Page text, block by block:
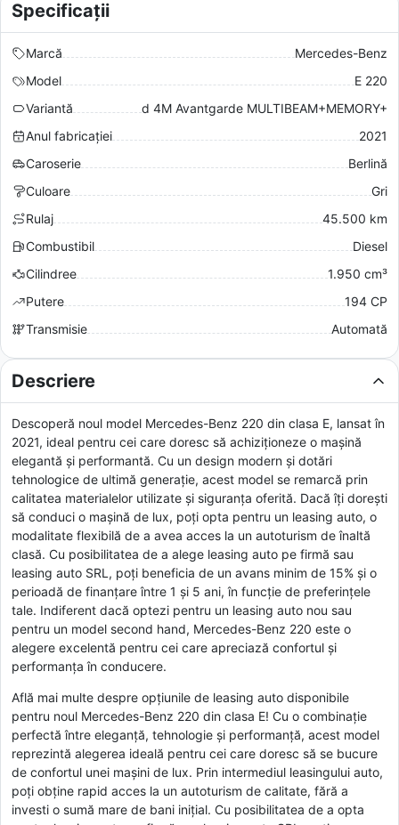
Specificații
Marcă
Mercedes-Benz
Model
E 220
Variantă
d 4M Avantgarde MULTIBEAM+MEMORY+
Anul fabricației
2021
Caroserie
Berlină
Culoare
Gri
Rulaj
45.500 km
Combustibil
Diesel
Cilindree
1.950 cm³
Putere
194 CP
Transmisie
Automată
Descriere
Descoperă noul model Mercedes-Benz 220 din clasa E, lansat în
2021, ideal pentru cei care doresc să achiziționeze o mașină
elegantă și performantă. Cu un design modern și dotări
tehnologice de ultimă generație, acest model se remarcă prin
calitatea materialelor utilizate și siguranța oferită. Dacă îți dorești
să conduci o mașină de lux, poți opta pentru un leasing auto, o
modalitate flexibilă de a avea acces la un autoturism de înaltă
clasă. Cu posibilitatea de a alege leasing auto pe firmă sau
leasing auto SRL, poți beneficia de un avans minim de 15% și o
perioadă de finanțare între 1 și 5 ani, în funcție de preferințele
tale. Indiferent dacă optezi pentru un leasing auto nou sau
pentru un model second hand, Mercedes-Benz 220 este o
alegere excelentă pentru cei care apreciază confortul și
performanța în conducere.
Află mai multe despre opțiunile de leasing auto disponibile
pentru noul Mercedes-Benz 220 din clasa E! Cu o combinație
perfectă între eleganță, tehnologie și performanță, acest model
reprezintă alegerea ideală pentru cei care doresc să se bucure
de confortul unei mașini de lux. Prin intermediul leasingului auto,
poți obține rapid acces la un autoturism de calitate, fără a
investi o sumă mare de bani inițial. Cu posibilitatea de a opta